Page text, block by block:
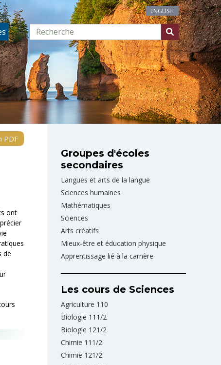
ENGLISH
PDF
ont
de
Groupes d'écoles
secondaires
Langues et arts de la langue
Sciences humaines
Mathématiques
Sciences
Arts créatifs
Mieux-être et éducation physique
Apprentissage lié à la carrière
Les cours de Sciences
Agriculture 110
Biologie 111/2
Biologie 121/2
Chimie 111/2
Chimie 121/2